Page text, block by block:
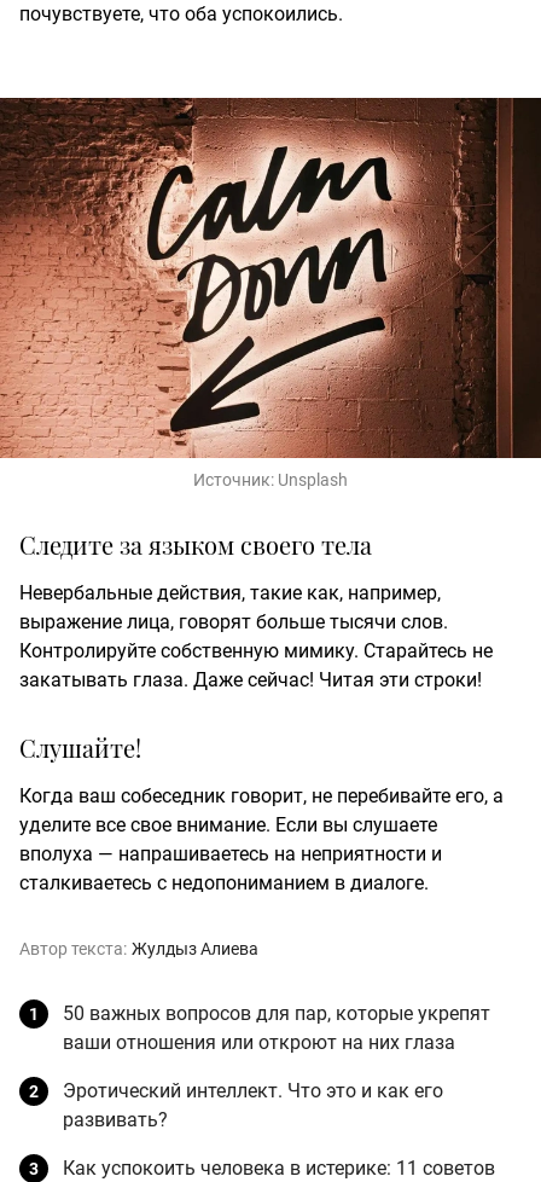
почувствуете, что оба успокоились.
Источник: Unsplash
Следите за языком своего тела
Невербальные действия, такие как, например,
выражение лица, говорят больше тысячи слов.
Контролируйте собственную мимику. Старайтесь не
закатывать глаза. Даже сейчас! Читая эти строки!
Слушайте!
Когда ваш собеседник говорит, не перебивайте его, а
уделите все свое внимание. Если вы слушаете
вполуха — напрашиваетесь на неприятности и
сталкиваетесь с недопониманием в диалоге.
Автор текста: Жулдыз Алиева
50 важных вопросов для пар, которые укрепят
ваши отношения или откроют на них глаза
Эротический интеллект. Что это и как его
развивать?
Как успокоить человека в истерике: 11 советов